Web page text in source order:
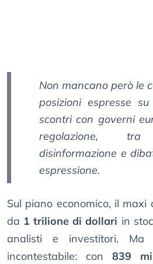
Non mancano però le
posizioni espresse
scontri con governi
regolazione,
disinformazione e
espressione.
Sul piano economico, il maxi
da 1 trilione di dollari in
analisti e investitori.
incontestabile: con 839